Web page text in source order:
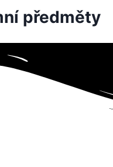
předměty